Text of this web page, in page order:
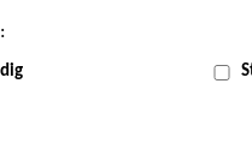
granting of